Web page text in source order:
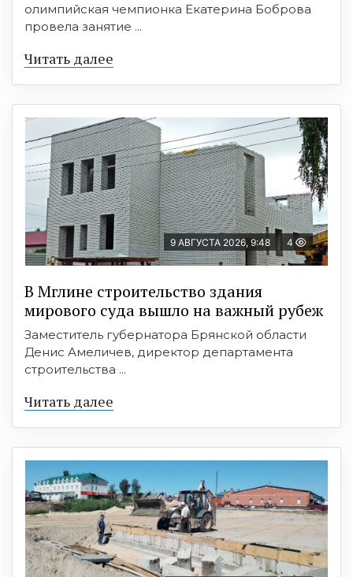
олимпийская чемпионка Екатерина Боброва
провела занятие ...
Читать далее
9 АВГУСТА 2026, 9:48 4
В Мглине строительство здания
мирового суда вышло на важный рубеж
Заместитель губернатора Брянской области
Денис Амеличев, директор департамента
строительства ...
Читать далее